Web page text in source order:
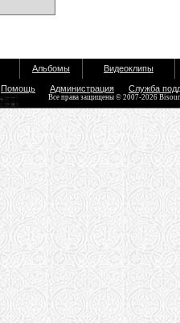
Альбомы Видеоклипы
Помощь Администрация Служба
Все права защищены © 2007-2026